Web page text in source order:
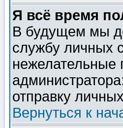
Я всё время
В будущем мы
службу личных
нежелательные
отправку
Вернуться к